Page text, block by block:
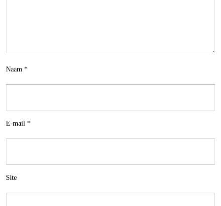
Naam *
E-mail *
Site